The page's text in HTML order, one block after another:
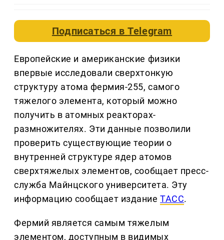
Подписаться вTelegram
Европейские и американские физики
впервые исследовали сверхтонкую
структуру атома фермия-255, самого
тяжелого элемента, который можно
получить в атомных реакторах-
размножителях. Эти данные позволили
проверить существующие теории о
внутренней структуре ядер атомов
сверхтяжелых элементов, сообщает пресс-
служба Майнцского университета. Эту
информацию сообщает изданиеТАСС.
Фермий является самым тяжелым
элементом, доступным в видимых